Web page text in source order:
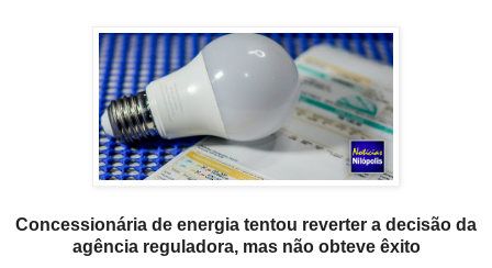
Concessionária de energia tentou reverter a decisão da
agência reguladora, mas não obteve êxito